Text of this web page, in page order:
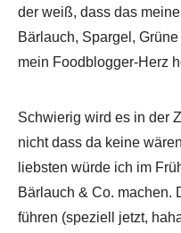
der weiß, dass das
Bärlauch, Spargel,
mein Foodblogger-Herz
Schwierig wird es in der
nicht dass da keine
liebsten würde ich im
Bärlauch & Co. machen.
führen (speziell jetzt,